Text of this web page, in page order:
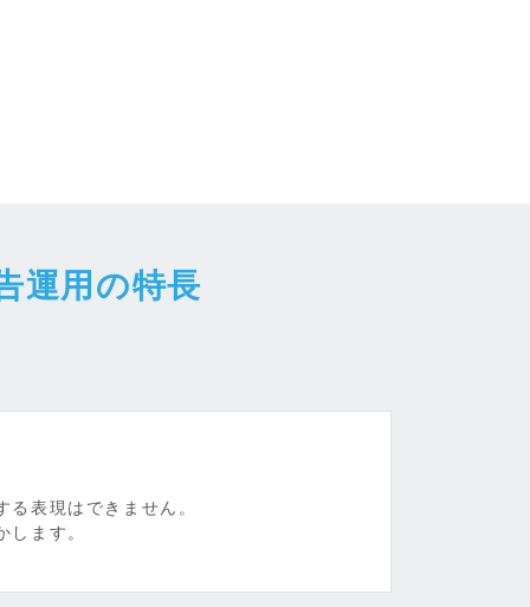
運用の特長
表現はできません。
ます。